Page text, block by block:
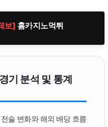
지노먹튀
기 분석 및 통계
술 변화와 해외 배당 흐름